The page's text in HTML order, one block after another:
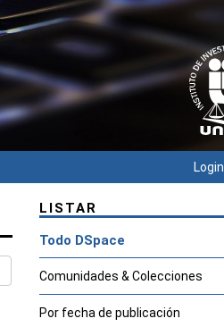
Login
LISTAR
Todo DSpace
Comunidades & Colecciones
Por fecha de publicación